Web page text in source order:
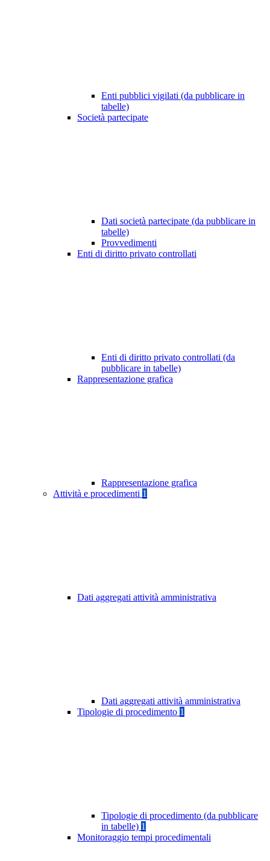
Enti pubblici vigilati (da pubblicare in
tabelle)
Società partecipate
Dati società partecipate (da pubblicare in
tabelle)
Provvedimenti
Enti di diritto privato controllati
Enti di diritto privato controllati (da
pubblicare in tabelle)
Rappresentazione grafica
Rappresentazione grafica
Attività e procedimenti 1
Dati aggregati attività amministrativa
Dati aggregati attività amministrativa
Tipologie di procedimento 1
Tipologie di procedimento (da pubblicare
in tabelle) 1
Monitoraggio tempi procedimentali